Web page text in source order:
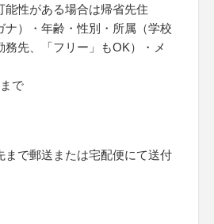
能性がある場合は帰省先住
ナ）・年齢・性別・所属（学校
務先、「フリー」もOK）・メ
で
まで郵送または宅配便にて送付